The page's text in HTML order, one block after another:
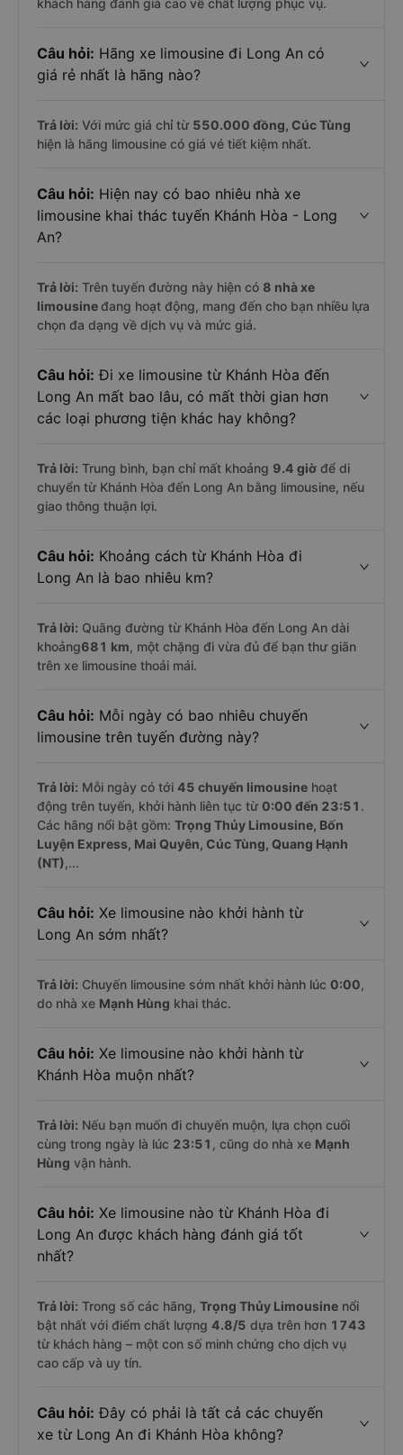
khách hàng đánh giá cao về chất lượng phục vụ.
Câu hỏi: Hãng xe limousine đi Long An có
giá rẻ nhất là hãng nào?
Trả lời: Với mức giá chỉ từ 550.000 đồng, Cúc Tùng
hiện là hãng limousine có giá vé tiết kiệm nhất.
Câu hỏi: Hiện nay có bao nhiêu nhà xe
limousine khai thác tuyến Khánh Hòa - Long
An?
Trả lời: Trên tuyến đường này hiện có 8 nhà xe
limousineđang hoạt động, mang đến cho bạn nhiều lựa
chọn đa dạng về dịch vụ và mức giá.
Câu hỏi: Đi xe limousine từ Khánh Hòa đến
Long An mất bao lâu, có mất thời gian hơn
các loại phương tiện khác hay không?
Trả lời: Trung bình, bạn chỉ mất khoảng 9.4 giờ để di
chuyển từ Khánh Hòa đến Long An bằng limousine, nếu
giao thông thuận lợi.
Câu hỏi: Khoảng cách từ Khánh Hòa đi
Long An là bao nhiêu km?
Trả lời: Quãng đường từ Khánh Hòa đến Long An dài
khoảng681 km, một chặng đi vừa đủ để bạn thư giãn
trên xe limousine thoải mái.
Câu hỏi: Mỗi ngày có bao nhiêu chuyến
limousine trên tuyến đường này?
Trả lời: Mỗi ngày có tới 45 chuyến limousine hoạt
động trên tuyến, khởi hành liên tục từ0:00 đến 23:51 .
Các hãng nổi bật gồm: Trọng Thủy Limousine, Bốn
Luyện Express, Mai Quyên, Cúc Tùng, Quang Hạnh
(NT),...
Câu hỏi: Xe limousine nào khởi hành từ
Long An sớm nhất?
Trả lời: Chuyến limousine sớm nhất khởi hành lúc 0:00,
do nhà xe Mạnh Hùng khai thác.
Câu hỏi: Xe limousine nào khởi hành từ
Khánh Hòa muộn nhất?
Trả lời: Nếu bạn muốn đi chuyến muộn, lựa chọn cuối
cùng trong ngày là lúc 23:51 , cũng do nhà xe Mạnh
Hùng vận hành.
Câu hỏi: Xe limousine nào từ Khánh Hòa đi
Long An được khách hàng đánh giá tốt
nhất?
Trả lời: Trong số các hãng, Trọng Thủy Limousine nổi
bật nhất với điểm chất lượng 4.8/5 dựa trên hơn 1743
từ khách hàng – một con số minh chứng cho dịch vụ
cao cấp và uy tín.
Câu hỏi: Đây có phải là tất cả các chuyến
xe từ Long An đi Khánh Hòa không?